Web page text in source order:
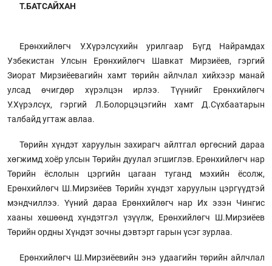
Т.БАТСАЙХАН
Ерөнхийлөгч У.Хүрэлсүхийн урилгаар Бүгд Найрамдах
Узбекистан Улсын Ерөнхийлөгч Шавкат Мирзиёев, гэргий
Зиорат Мирзиёевагийн хамт төрийн айлчлал хийхээр манай
улсад өчигдөр хүрэлцэн ирлээ. Түүнийг Ерөнхийлөгч
У.Хүрэлсүх, гэргий Л.Болорцэцэгийн хамт Д.Сүхбаатарын
талбайд угтаж авлаа.
Төрийн хүндэт харуулын захирагч айлтгал өргөсний дараа
хөгжимд хоёр улсын Төрийн дуулал эгшиглэв. Ерөнхийлөгч нар
Төрийн ёслолын цэргийн цагаан туганд мэхийн ёсолж,
Ерөнхийлөгч Ш.Мирзиёев Төрийн хүндэт харуулын цэргүүдтэй
мэндчиллээ. Үүний дараа Ерөнхийлөгч нар Их эзэн Чингис
хааны хөшөөнд хүндэтгэл үзүүлж, Ерөнхийлөгч Ш.Мирзиёев
Төрийн ордны Хүндэт зочны дэвтэрт гарын үсэг зурлаа.
Ерөнхийлөгч Ш.Мирзиёевийн энэ удаагийн төрийн айлчлал